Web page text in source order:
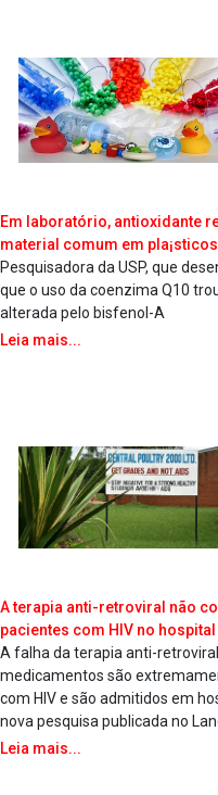
Em laboratório, antioxidante
material comum em pla¡sticos
Pesquisadora da USP, que
que o uso da coenzima Q10
alterada pelo bisfenol-A
Leia mais...
A terapia anti-retroviral não
pacientes com HIV no
A falha da terapia anti-
medicamentos são
com HIV e são admitidos em
nova pesquisa publicada no
Leia mais...